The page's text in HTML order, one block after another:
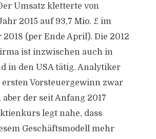
Umsatz kletterte von
2015 auf 93,7 Mio. £ im
2018 (per Ende April). Die 2012
ist inzwischen auch in
in den USA tätig. Analytiker
Vorsteuergewinn zwar
der seit Anfang 2017
legt nahe, dass
Geschäftsmodell mehr